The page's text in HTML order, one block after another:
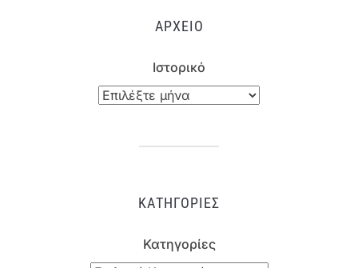
ΑΡΧΕΊΟ
Ιστορικό
ΚΑΤΗΓΟΡΊΕΣ
Κατηγορίες